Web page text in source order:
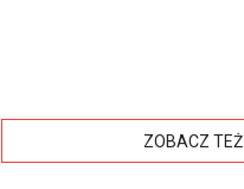
ZOBACZ TEŻ